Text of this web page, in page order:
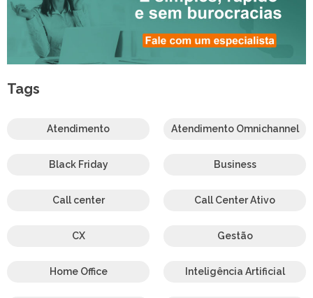
Tags
Atendimento Atendimento Omnichannel
Black Friday Business
Call center Call Center Ativo
CX Gestão
Home Office Inteligência Artificial